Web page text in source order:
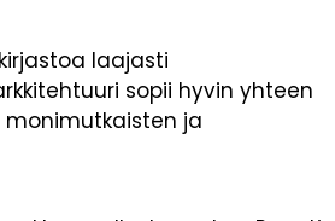
laajasti
sopii hyvin yhteen
ja